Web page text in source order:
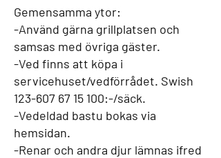
Gemensamma ytor:
-Använd gärna grillplatsen och
samsas med övriga gäster.
-Ved finns att köpa i
servicehuset/vedförrådet. Swish
123-607 67 15 100:-/säck.
-Vedeldad bastu bokas via
hemsidan.
-Renar och andra djur lämnas ifred